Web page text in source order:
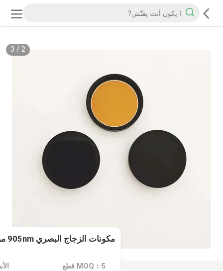
2
/
3
مكونات الزجاج البصري 905nm مرشح النطاق
MOQ：5 قطع